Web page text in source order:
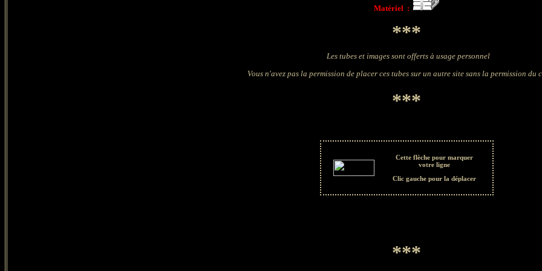
Matériel :
***
Les tubes et images sont offerts à usage personnel
Vous n'avez pas la permission de placer ces tubes sur un autre site sans la permission du
***
Cette flèche pour marquer
votre ligne
Clic gauche pour la déplacer
***